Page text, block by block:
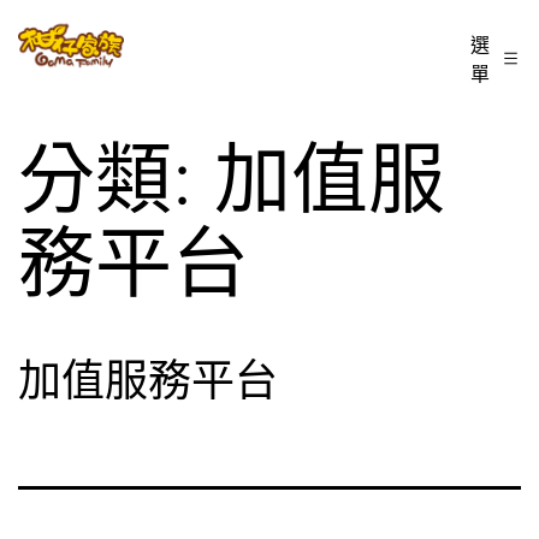
至
內
容
柑
族
BLOG
選
單
分類: 加值服
務平台
加值服務平台